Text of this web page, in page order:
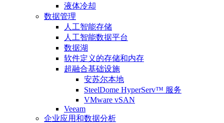
液体冷却
数据管理
人工智能存储
人工智能数据平台
数据湖
软件定义的存储和内存
超融合基础设施
安苏尔本地
SteelDome HyperServ™ 服务
VMware vSAN
Veeam
企业应用和数据分析